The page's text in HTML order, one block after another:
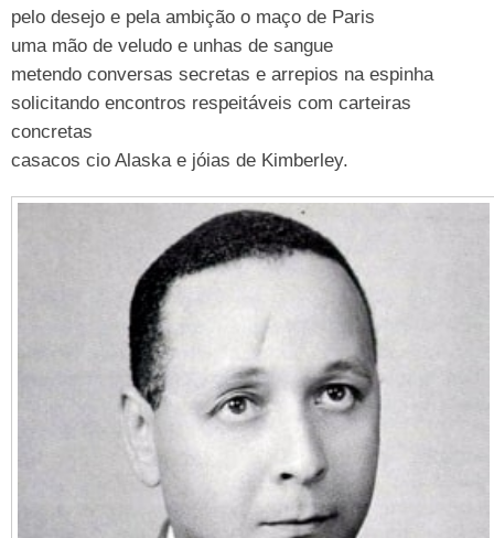
pelo desejo e pela ambição o maço de Paris
uma mão de veludo e unhas de sangue
metendo conversas secretas e arrepios na espinha
solicitando encontros respeitáveis com carteiras
concretas
casacos cio Alaska e jóias de Kimberley.